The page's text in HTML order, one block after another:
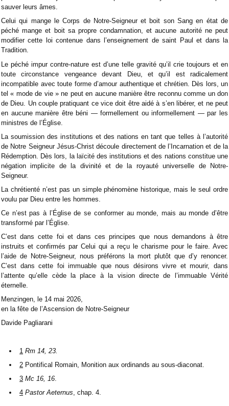
sauver leurs âmes.
Celui qui mange le Corps de Notre-Seigneur et boit son Sang en état de
péché mange et boit sa propre condamnation, et aucune autorité ne peut
modifier cette loi contenue dans l’enseignement de saint Paul et dans la
Tradition.
Le péché impur contre-nature est d’une telle gravité qu’il crie toujours et en
toute circonstance vengeance devant Dieu, et qu’il est radicalement
incompatible avec toute forme d’amour authentique et chrétien. Dès lors, un
tel « mode de vie » ne peut en aucune manière être reconnu comme un don
de Dieu. Un couple pratiquant ce vice doit être aidé à s’en libérer, et ne peut
en aucune manière être béni — formellement ou informellement — par les
ministres de l’Église.
La soumission des institutions et des nations en tant que telles à l’autorité
de Notre Seigneur Jésus-Christ découle directement de l’Incarnation et de la
Rédemption. Dès lors, la laïcité des institutions et des nations constitue une
négation implicite de la divinité et de la royauté universelle de Notre-
Seigneur.
La chrétienté n’est pas un simple phénomène historique, mais le seul ordre
voulu par Dieu entre les hommes.
Ce n’est pas à l’Église de se conformer au monde, mais au monde d’être
transformé par l’Église.
C’est dans cette foi et dans ces principes que nous demandons à être
instruits et confirmés par Celui qui a reçu le charisme pour le faire. Avec
l’aide de Notre-Seigneur, nous préférons la mort plutôt que d’y renoncer.
C’est dans cette foi immuable que nous désirons vivre et mourir, dans
l’attente qu’elle cède la place à la vision directe de l’immuable Vérité
éternelle.
Menzingen, le 14 mai 2026,
en la fête de l’Ascension de Notre-Seigneur
Davide Pagliarani
1 Rm 14, 23.
2 Pontifical Romain, Monition aux ordinands au sous-diaconat.
3 Mc 16, 16
4 Pastor Aeternus , chap. 4.